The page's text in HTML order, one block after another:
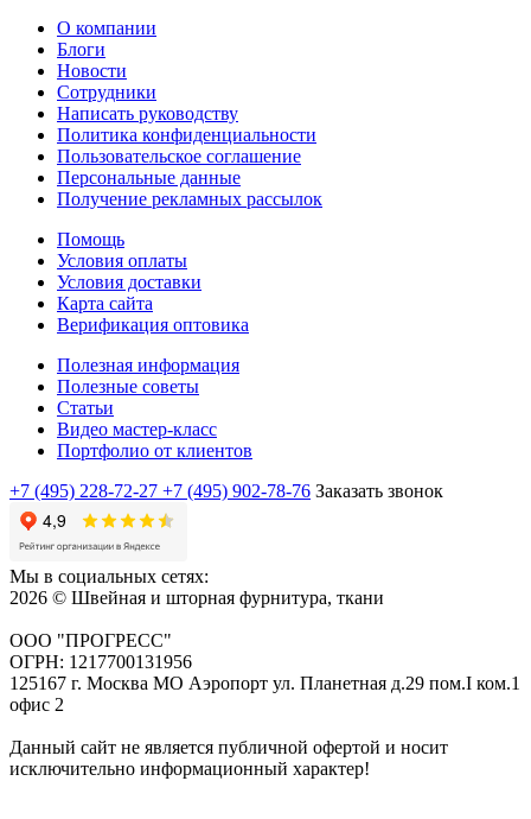
О компании
Блоги
Новости
Сотрудники
Написать руководству
Политика конфиденциальности
Пользовательское соглашение
Персональные данные
Получение рекламных рассылок
Помощь
Условия оплаты
Условия доставки
Карта сайта
Верификация оптовика
Полезная информация
Полезные советы
Статьи
Видео мастер-класс
Портфолио от клиентов
+7 (495) 228-72-27 +7 (495) 902-78-76 Заказать звонок
Мы в социальных сетях:
2026 © Швейная и шторная фурнитура, ткани
ООО "ПРОГРЕСС"
ОГРН: 1217700131956
125167 г. Москва МО Аэропорт ул. Планетная д.29 пом.I ком.1
офис 2
Данный сайт не является публичной офертой и носит
исключительно информационный характер!